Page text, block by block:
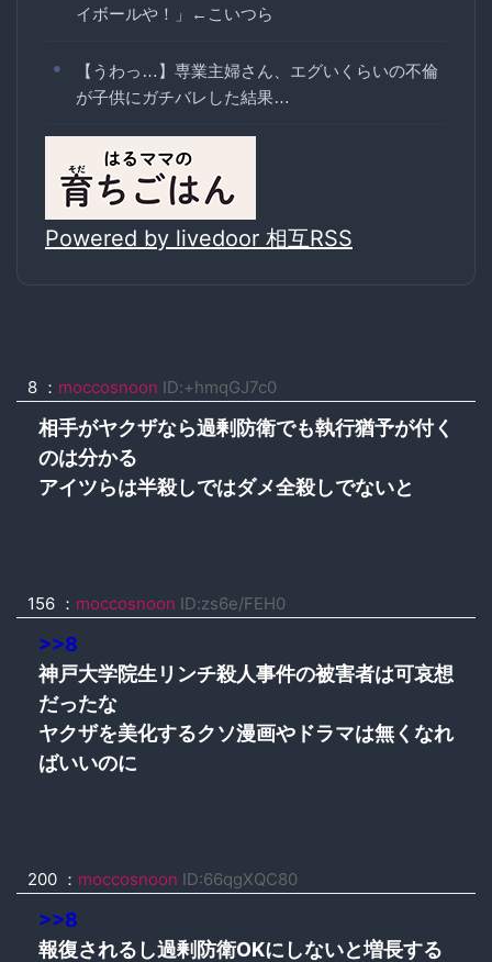
イボールや！」←こいつら
【うわっ…】専業主婦さん、エグいくらいの不倫
が子供にガチバレした結果…
Powered by livedoor 相互RSS
8 ： moccosnoon ID:+hmqGJ7c0
相手がヤクザなら過剰防衛でも執行猶予が付く
のは分かる
アイツらは半殺しではダメ全殺しでないと
156 ： moccosnoon ID:zs6e/FEH0
>>8
神戸大学院生リンチ殺人事件の被害者は可哀想
だったな
ヤクザを美化するクソ漫画やドラマは無くなれ
ばいいのに
200 ： moccosnoon ID:66qgXQC80
>>8
報復されるし過剰防衛OKにしないと増長する